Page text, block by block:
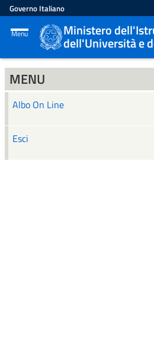
Governo Italiano
Menu Ministero
dell'Università e
MENU
Albo On Line
Esci
ALBO ON LINE
Ricerca